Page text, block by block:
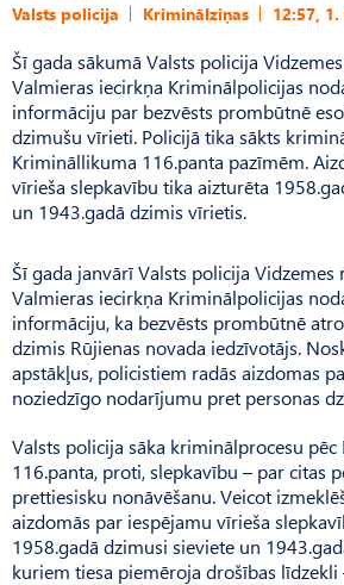
Valsts policija Kriminālziņas 12:57,
Šī gada sākumā Valsts policija
Valmieras iecirkņa Kriminālpolicijas
informāciju par bezvēsts prombūtnē
dzimušu vīrieti. Policijā tika sākts
Krimināllikuma 116.panta pazīmēm.
vīrieša slepkavību tika aizturēta
un 1943.gadā dzimis vīrietis.
Šī gada janvārī Valsts policija Vidzemes
Valmieras iecirkņa Kriminālpolicijas
informāciju, ka bezvēsts prombūtnē
dzimis Rūjienas novada iedzīvotājs.
apstākļus, policistiem radās aizdomas
noziedzīgo nodarījumu pret personas
Valsts policija sāka kriminālprocesu
116.panta, proti, slepkavību – par citas
prettiesisku nonāvēšanu. Veicot
aizdomās par iespējamu vīrieša
1958.gadā dzimusi sieviete un
kuriem tiesa piemēroja drošības